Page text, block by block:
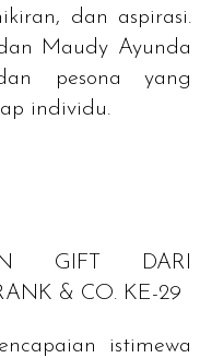
dan aspirasi.
Maudy Ayunda
pesona yang
individu.
GIFT
DARI
& CO. KE-29
istimewa